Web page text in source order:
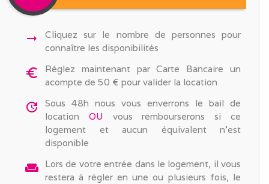
arrow_right_alt
Cliquez sur le nombre de personnes pour
connaître les disponibilités
euro_symbol
Réglez maintenant par Carte Bancaire un
acompte de 50 € pour valider la location
update
Sous 48h nous vous enverrons le bail de
location OU vous rembourserons si ce
logement et aucun équivalent n'est
disponible
weekend
Lors de votre entrée dans le logement, il vous
restera à régler en une ou plusieurs fois, le